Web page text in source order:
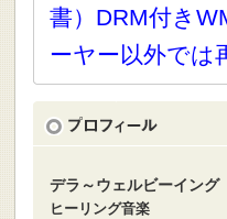
書）DRM付き
ーヤー以外では
デラ～ウェルビーイング
ヒーリング音楽